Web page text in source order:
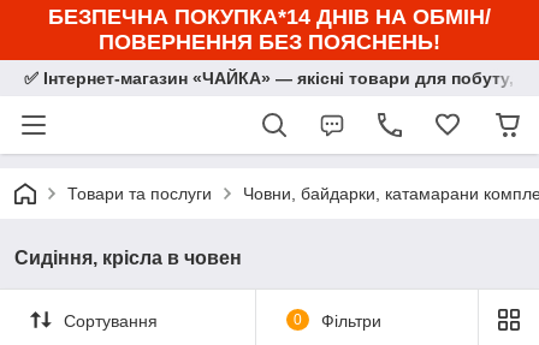
БЕЗПЕЧНА ПОКУПКА*14 ДНІВ НА ОБМІН/
ПОВЕРНЕННЯ БЕЗ ПОЯСНЕНЬ!
✅ Інтернет-магазин «ЧАЙКА» — якісні товари для побуту,
Товари та послуги Човни, байдарки, катамарани
Сидіння, крісла в човен
Сортування 0 Фільтри